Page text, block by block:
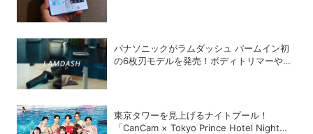
パナソニックがラムダッシュ パームイン初
の6枚刃モデルを発売！ボディトリマーやヘ
東京タワーを見上げるナイトプール！
「CanCam × Tokyo Prince Hotel Night